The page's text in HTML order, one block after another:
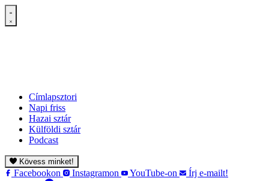
Címlapsztori
Napi friss
Hazai sztár
Külföldi sztár
Podcast
Kövess minket!
Facebookon Instagramon YouTube-on
Írj e-mailt!